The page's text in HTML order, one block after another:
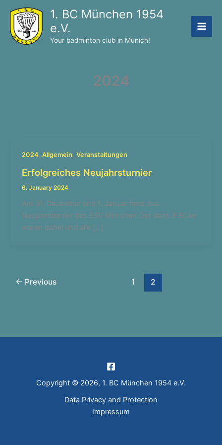
content
1. BC München 1954
e.V.
Your badminton club in Munich!
2024
2024,Allgemein,Veranstaltungen
Erfolgreiches Neujahrsturnier
6. January 2024
Am 31. Dezember und 1. Januar fand das
Neujahrsturnier des ESV München Ost statt. 8 BCler
waren dabei und alle […]
← Previous 1 2
Copyright © 2026, 1. BC München 1954 e.V.
Data Privacy and Protection
Impressum